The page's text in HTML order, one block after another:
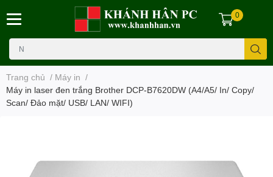
0
Trang chủ / Máy in /
Máy in laser đen trắng Brother DCP-B7620DW (A4/A5/ In/ Copy/
Scan/ Đảo mặt/ USB/ LAN/ WIFI)